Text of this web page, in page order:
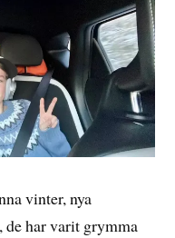
vinter, nya
de har varit grymma